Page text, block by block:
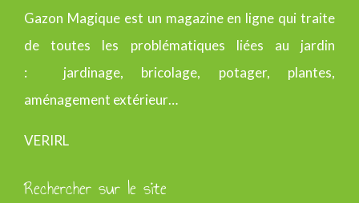
Gazon Magique est un magazine en ligne qui traite
de toutes les problématiques liées au jardin
: jardinage, bricolage, potager, plantes,
aménagement extérieur…
VERIRL
Rechercher sur le site